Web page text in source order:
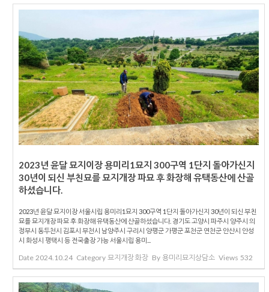
2023년 윤달 묘지이장 용미리1묘지 300구역 1단지 돌아가신지
30년이 되신 부친묘를 묘지개장 파묘 후 화장해 유택동산에 산골
하셨습니다.
2023년 윤달 묘지이장 서울시립 용미리1묘지 300구역 1단지 돌아가신지 30년이 되신 부친
묘를 묘지개장 파묘 후 화장해 유택동산에 산골하셨습니다. 경기도 고양시 파주시 양주시 의
정부시 동두천시 김포시 부천시 남양주시 구리시 양평군 가평군 포천군 연천군 안산시 안성
시 화성시 평택시 등 전국출장 가능 서울시립 용미...
Date 2024.10.24 Category 묘지개장 화장 By 용미리묘지상담소 Views 532